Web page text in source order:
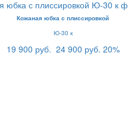
Кожаная юбка с плиссировкой
Ю-30 к
19 900 руб. 24 900 руб. 20%